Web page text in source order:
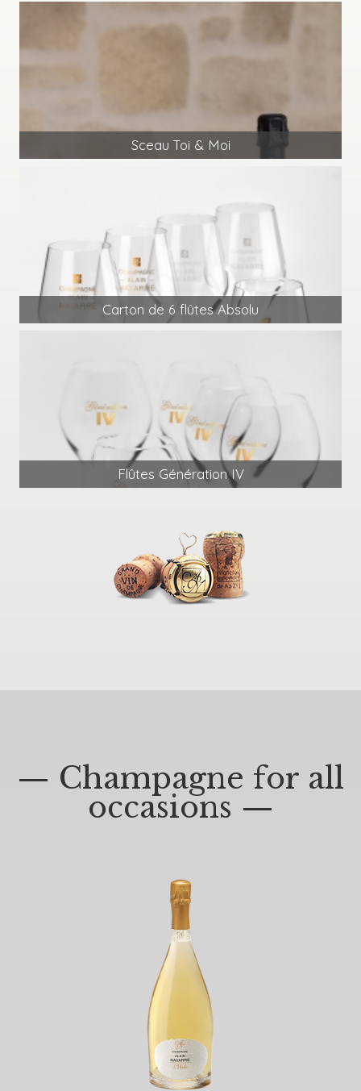
Sceau Toi & Moi
Carton de 6 flûtes Absolu
Flûtes Génération IV
— Champagne for all
occasions —